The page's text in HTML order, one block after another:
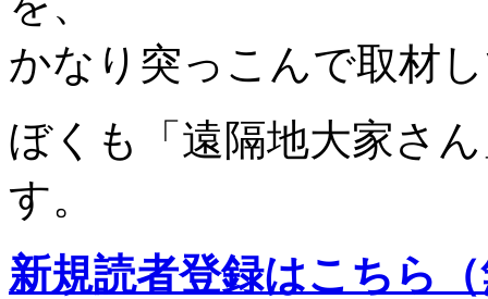
かなり突っこんで取材
ぼくも「遠隔地大家さ
す。
新規読者登録はこちら